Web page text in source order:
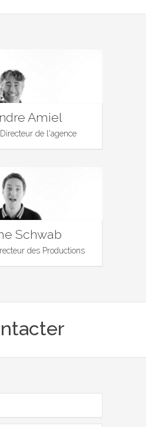
Amiel
de l'agence
Schwab
des Productions